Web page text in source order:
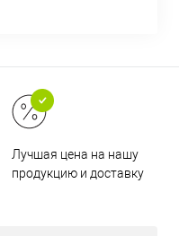
Лучшая цена на нашу
продукцию и доставку